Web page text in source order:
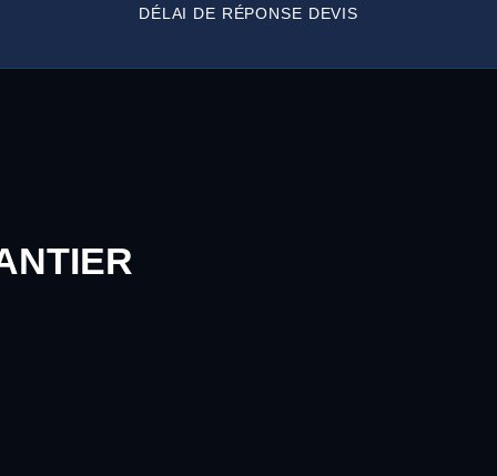
DÉLAI DE RÉPONSE DEVIS